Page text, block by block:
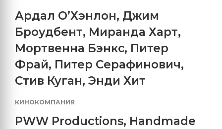
Ардал О’Хэнлон, Джим
Броудбент, Миранда Харт,
Мортвенна Бэнкс, Питер
Фрай, Питер Серафинович,
Стив Куган, Энди Хит
КИНОКОМПАНИЯ
PWW Productions, Handmade